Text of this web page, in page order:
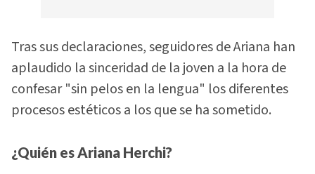
Tras sus declaraciones, seguidores de Ariana han
aplaudido la sinceridad de la joven a la hora de
confesar "sin pelos en la lengua" los diferentes
procesos estéticos a los que se ha sometido.
¿Quién es Ariana Herchi?